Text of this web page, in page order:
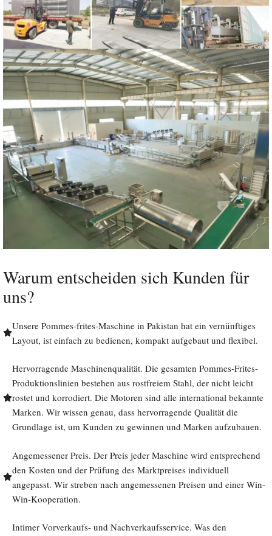
Warum entscheiden sich Kunden für
uns?
Unsere Pommes-frites-Maschine in Pakistan hat ein vernünftiges
Layout, ist einfach zu bedienen, kompakt aufgebaut und flexibel.
Hervorragende Maschinenqualität. Die gesamten Pommes-Frites-
Produktionslinien bestehen aus rostfreiem Stahl, der nicht leicht
rostet und korrodiert. Die Motoren sind alle international bekannte
Marken. Wir wissen genau, dass hervorragende Qualität die
Grundlage ist, um Kunden zu gewinnen und Marken aufzubauen.
Angemessener Preis. Der Preis jeder Maschine wird entsprechend
den Kosten und der Prüfung des Marktpreises individuell
angepasst. Wir streben nach angemessenen Preisen und einer Win-
Win-Kooperation.
Intimer Vorverkaufs- und Nachverkaufsservice. Was den